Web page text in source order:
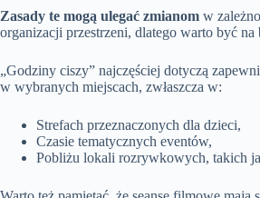
Zasady te mogą ulegać zmianom w
organizacji przestrzeni, dlatego warto być na
„Godziny ciszy” najczęściej dotyczą
w wybranych miejscach, zwłaszcza w:
Strefach przeznaczonych dla dzieci,
Czasie tematycznych eventów,
Pobliżu lokali rozrywkowych, takich